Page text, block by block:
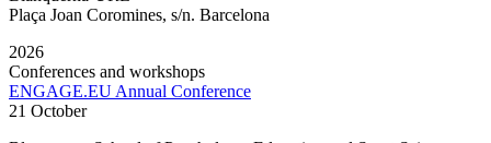
Plaça Joan Coromines, s/n. Barcelona
2026
Conferences and workshops
ENGAGE.EU Annual Conference
21 October